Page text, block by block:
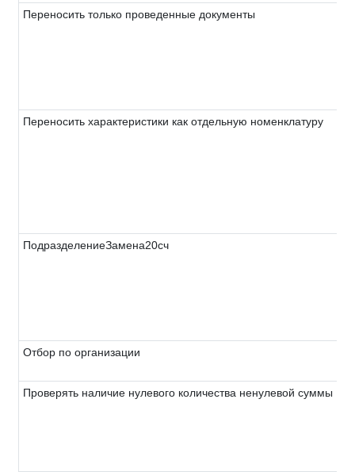
Переносить только проведенные документы
Переносить характеристики как отдельную номенклатуру
ПодразделениеЗамена20сч
Отбор по организации
Проверять наличие нулевого количества ненулевой суммы